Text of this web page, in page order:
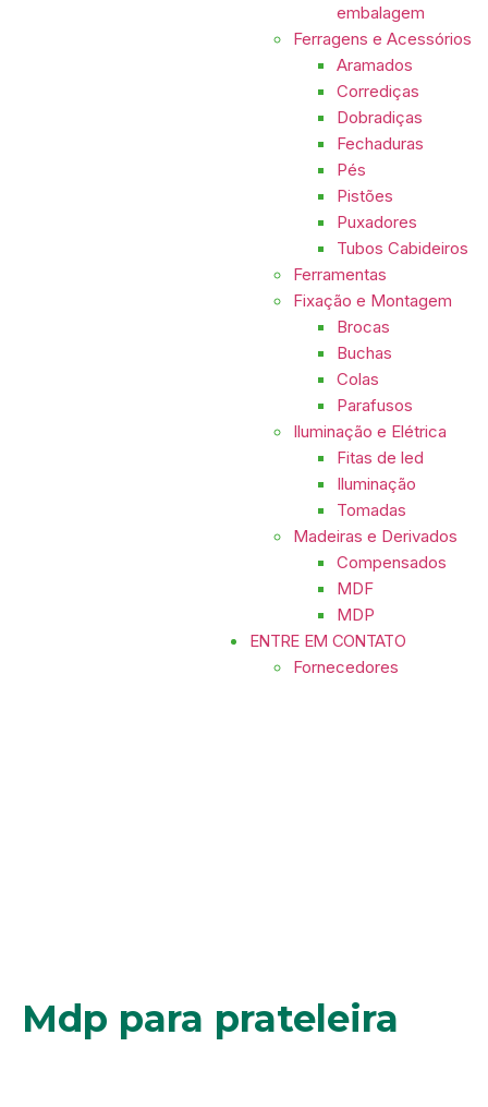
embalagem
Ferragens e Acessórios
Aramados
Corrediças
Dobradiças
Fechaduras
Pés
Pistões
Puxadores
Tubos Cabideiros
Ferramentas
Fixação e Montagem
Brocas
Buchas
Colas
Parafusos
Iluminação e Elétrica
Fitas de led
Iluminação
Tomadas
Madeiras e Derivados
Compensados
MDF
MDP
ENTRE EM CONTATO
Fornecedores
Mdp para prateleira